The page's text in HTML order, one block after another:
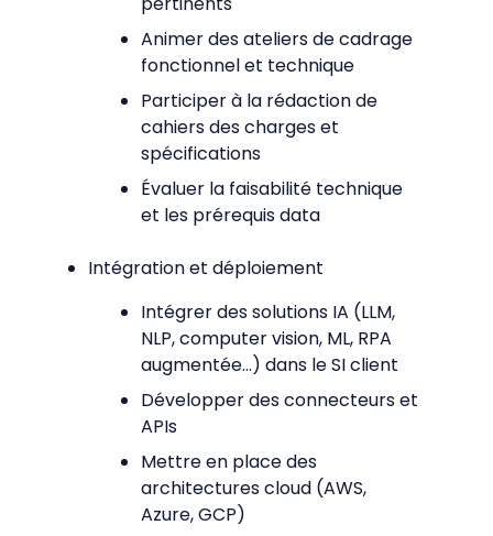
Animer des ateliers de cadrage
fonctionnel et technique
Participer à la rédaction de
cahiers des charges et
spécifications
Évaluer la faisabilité technique
et les prérequis data
Intégration et déploiement
Intégrer des solutions IA (LLM,
NLP, computer vision, ML, RPA
augmentée…) dans le SI client
Développer des connecteurs et
APIs
Mettre en place des
architectures cloud (AWS,
Azure, GCP)